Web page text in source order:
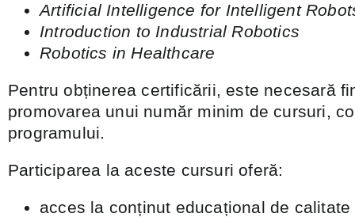
Artificial Intelligence for Intelligent
Introduction to Industrial Robotics
Robotics in Healthcare
Pentru obținerea certificării, este necesară
promovarea unui număr minim de cursuri,
programului.
Participarea la aceste cursuri oferă:
acces la conținut educațional de calitate